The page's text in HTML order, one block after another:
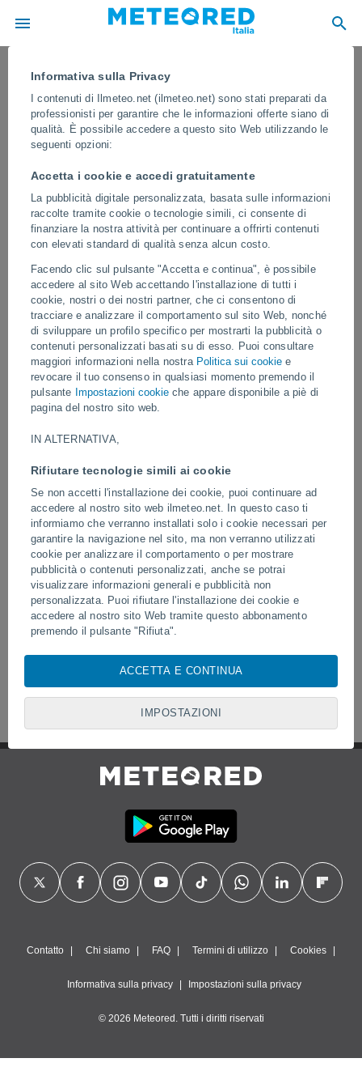
Informativa sulla Privacy
I contenuti di Ilmeteo.net (ilmeteo.net) sono stati preparati da
professionisti per garantire che le informazioni offerte siano di
qualità. È possibile accedere a questo sito Web utilizzando le
seguenti opzioni:
Accetta i cookie e accedi gratuitamente
La pubblicità digitale personalizzata, basata sulle informazioni
raccolte tramite cookie o tecnologie simili, ci consente di
finanziare la nostra attività per continuare a offrirti contenuti
con elevati standard di qualità senza alcun costo.
Facendo clic sul pulsante "Accetta e continua", è possibile
accedere al sito Web accettando l'installazione di tutti i
cookie, nostri o dei nostri partner, che ci consentono di
tracciare e analizzare il comportamento sul sito Web, nonché
di sviluppare un profilo specifico per mostrarti la pubblicità o
contenuti personalizzati basati su di esso. Puoi consultare
maggiori informazioni nella nostra Politica sui cookie e
revocare il tuo consenso in qualsiasi momento premendo il
pulsante Impostazioni cookieche appare disponibile a piè di
pagina del nostro sito web.
IN ALTERNATIVA,
Rifiutare tecnologie simili ai cookie
Se non accetti l'installazione dei cookie, puoi continuare ad
accedere al nostro sito web ilmeteo.net. In questo caso ti
informiamo che verranno installati solo i cookie necessari per
garantire la navigazione nel sito, ma non verranno utilizzati
cookie per analizzare il comportamento o per mostrare
pubblicità o contenuti personalizzati, anche se potrai
visualizzare informazioni generali e pubblicità non
personalizzata. Puoi rifiutare l'installazione dei cookie e
accedere al nostro sito Web tramite questo abbonamento
premendo il pulsante "Rifiuta".
Con il tuo consenso, noi e inostri partnerutilizziamo cookie,
identificatori univoci o tecnologie simili per archiviare,
accedere e trattare dati personali quali la tua visita su questo
potrebbero trattare i tuoi dati personali sulla base di un
interesse legittimo, al quale puoi opporti. Per fare ciò puoi
revocare il tuo consenso o opporti al trattamento dei dati in
qualsiasi momento facendo clic su "Impostazioni
Politica sui cookie su questo sito web.
Noi e i nostri partner eseguiamo il seguente
trattamento dei dati:
dati limitati per la selezione della pubblicità, creare profili per
la pubblicità personalizzata, utilizzare profili per la selezione
di pubblicità personalizzata, creare profili per la
comprendere il pubblico attraverso statistiche o la
migliorare i servizi, utilizzare dati limitati per la selezione dei
personalizzati, misurazione delle prestazioni dei contenuti e
ACCETTA E CONTINUA
IMPOSTAZIONI
Una bufera di neve di proporzioni
enormi seppellisce la città russa di
Noyabrsk a metà maggio
Nel giro di poche ore si è accumulato fino a mezzo metro di neve,
con forti raffiche di vento e temperature tipiche dell'inverno artico.
Video
Un fulmine colpisce un campo da
calcio a Narathiwat, in Thailandia.
Eruzione e intensa
Fuego, in Guatemala.
Contatto Chi siamo FAQ Termini di utilizzo Cookies
Informativa sulla privacy Impostazioni sulla privacy
© 2026 Meteored. Tutti i diritti riservati